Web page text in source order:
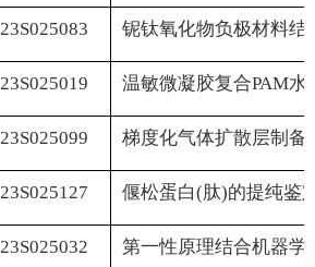
23S025083 铌钛氧化物负极材料
23S025019 温敏微凝胶复合PAM水
23S025099 梯度化气体扩散层制
23S025127 偃松蛋白( 肽)的提纯鉴
23S025032 第一性原理结合机器